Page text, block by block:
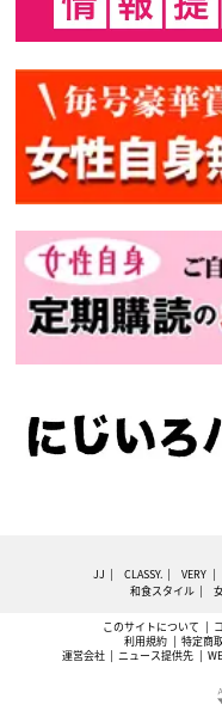
JJ CLASSY. VERY
和食スタイル
このサイトについて
利用規約
特定商
運営会社
ニュース提供先